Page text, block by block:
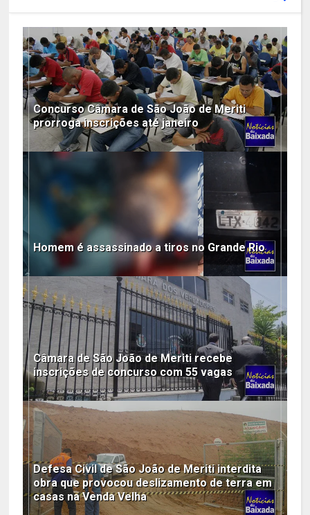
Concurso Câmara de São João de Meriti
prorroga inscrições até janeiro
Homem é assassinado a tiros no Grande Rio
Câmara de São João de Meriti recebe
inscrições de concurso com 55 vagas
Defesa Civil de São João de Meriti interdita
obra que provocou deslizamento de terra em
casas na Venda Velha